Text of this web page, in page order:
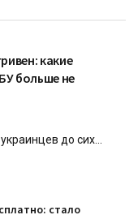
какие
больше не
до сих...
стало